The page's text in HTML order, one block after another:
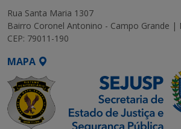
Rua Santa Maria 1307
Bairro Coronel Antonino - Campo Grande |
CEP: 79011-190
MAPA